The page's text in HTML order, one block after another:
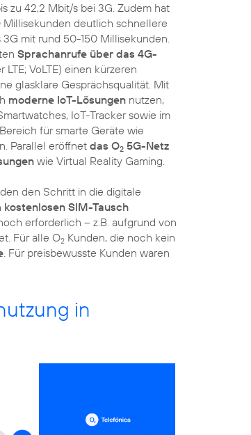
zu 42,2 Mbit/s bei 3G. Zudem hat
deutlich schnellere
3G mit rund 50-150 Millisekunden.
Sprachanrufe über das 4G-
VoLTE) einen kürzeren
glasklare Gesprächsqualität. Mit
moderne IoT-Lösungennutzen,
IoT-Tracker sowie im
für smarte Geräte wie
Parallel eröffnet das O25G-Netz
wie Virtual Reality Gaming.
den Schritt in die digitale
kostenlosen SIM-Tausch
erforderlich – z.B. aufgrund von
Für alle O2 Kunden, die noch kein
. Für preisbewusste Kunden waren
in